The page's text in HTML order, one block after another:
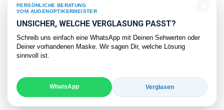
SERVICE
KONTAKT
PERSÖNLICHE BERATUNG
VOM AUGENOPTIKERMEISTER
UNSICHER, WELCHE VERGLASUNG PASST?
Schreib uns einfach eine WhatsApp mit Deinen Sehwerten oder
Deiner vorhandenen Maske. Wir sagen Dir, welche Lösung
sinnvoll ist.
WhatsApp Verglasen